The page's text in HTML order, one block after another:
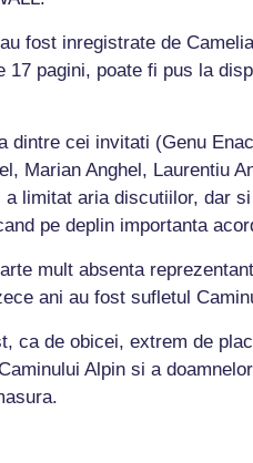
fost inregistrate de
17 pagini, poate fi pus la
dintre cei invitati (Genu
Marian Anghel, Laurentiu
limitat aria discutiilor, dar
pe deplin importanta
mult absenta
ani au fost sufletul
ca de obicei, extrem de
Alpin si a